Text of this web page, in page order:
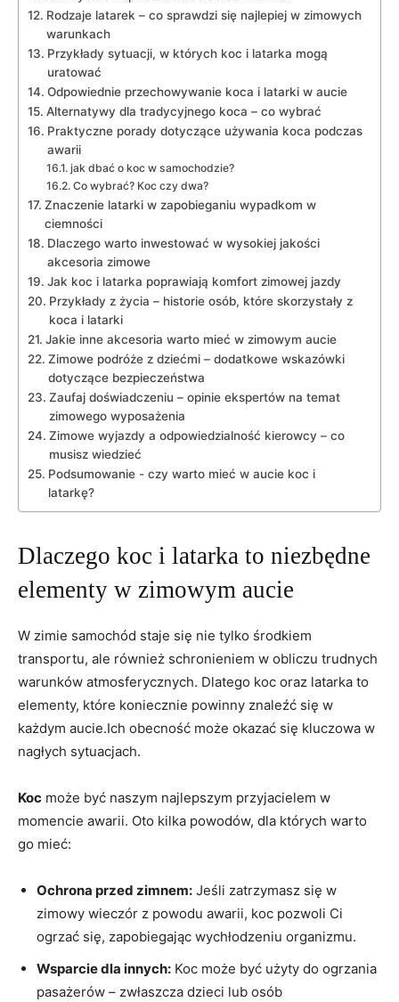
Rodzaje latarek – co sprawdzi się najlepiej w zimowych
warunkach
Przykłady sytuacji, w których koc i latarka mogą
uratować
Odpowiednie przechowywanie koca i latarki w aucie
Alternatywy dla tradycyjnego koca – co wybrać
Praktyczne porady dotyczące używania⁤ koca ⁢podczas
‌awarii
jak dbać o koc w‌ samochodzie?
Co​ wybrać? ‌Koc czy dwa?
Znaczenie latarki⁤ w zapobieganiu⁢ wypadkom w
ciemności
Dlaczego warto inwestować w⁣ wysokiej jakości
akcesoria zimowe
Jak koc i latarka poprawiają komfort‌ zimowej jazdy
Przykłady z życia – historie osób, ‌które ⁣skorzystały z
koca i latarki
Jakie inne akcesoria warto mieć w zimowym aucie
Zimowe podróże z ⁤dziećmi – dodatkowe ⁣wskazówki
dotyczące ⁤bezpieczeństwa
Zaufaj doświadczeniu – opinie ekspertów na temat
zimowego wyposażenia
Zimowe wyjazdy ⁢a odpowiedzialność ‌kierowcy – co
musisz wiedzieć
Podsumowanie -‌ czy warto‍ mieć w aucie koc ‍i
latarkę?
Dlaczego koc i latarka to niezbędne
elementy w zimowym ‍aucie
W zimie samochód staje się nie tylko środkiem
transportu,⁤ ale również⁢ schronieniem w ‌obliczu trudnych
warunków ‌atmosferycznych. Dlatego koc oraz latarka to
‌elementy, które koniecznie powinny znaleźć się w
każdym aucie.Ich obecność może okazać się kluczowa ‍w
nagłych sytuacjach.
Koc może być naszym ‍najlepszym przyjacielem w
momencie awarii. Oto kilka powodów, dla których warto
go mieć:
Ochrona przed zimnem: Jeśli zatrzymasz‍ się w
zimowy wieczór z ⁤powodu awarii, koc pozwoli Ci
ogrzać się, zapobiegając ⁤wychłodzeniu organizmu.
Wsparcie dla innych: Koc ‌może być użyty‍ do ⁣ogrzania
pasażerów‍ – zwłaszcza dzieci lub osób